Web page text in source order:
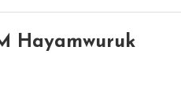
Hayamwuruk